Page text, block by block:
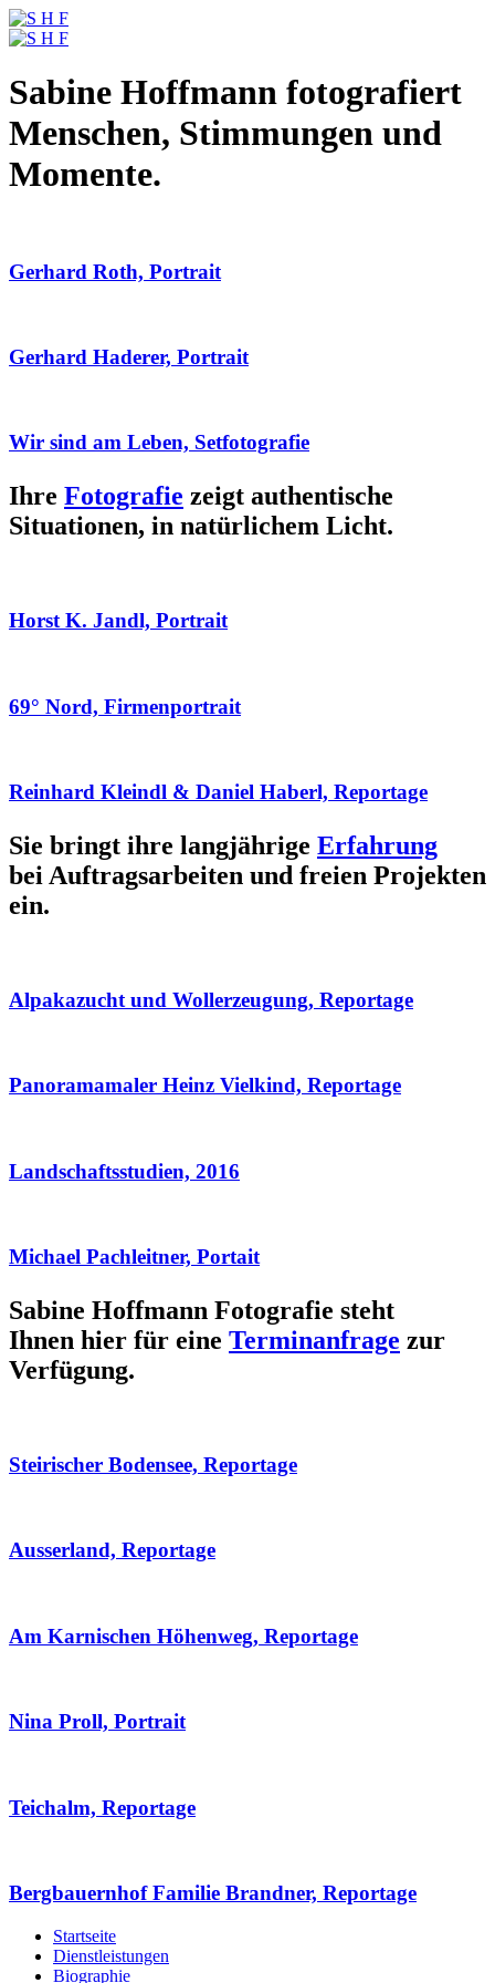
Sabine Hoffmann fotografiert
Menschen, Stimmungen und
Momente.
Gerhard Roth, Portrait
Gerhard Haderer, Portrait
Wir sind am Leben, Setfotografie
Ihre Fotografie zeigt authentische
Situationen, in natürlichem Licht.
Horst K. Jandl, Portrait
69° Nord, Firmenportrait
Reinhard Kleindl & Daniel Haberl, Reportage
Sie bringt ihre langjährige Erfahrung
bei Auftragsarbeiten und freien Projekten
ein.
Alpakazucht und Wollerzeugung, Reportage
Panoramamaler Heinz Vielkind, Reportage
Landschaftsstudien, 2016
Michael Pachleitner, Portait
Sabine Hoffmann Fotografie steht
Ihnen hier für eine Terminanfrage zur
Verfügung.
Steirischer Bodensee, Reportage
Ausserland, Reportage
Am Karnischen Höhenweg, Reportage
Nina Proll, Portrait
Teichalm, Reportage
Bergbauernhof Familie Brandner, Reportage
Startseite
Dienstleistungen
Biographie